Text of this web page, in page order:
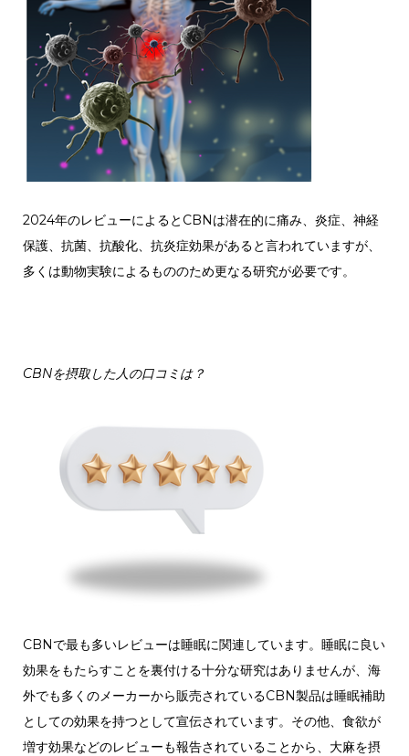
2024年のレビューによるとCBNは潜在的に痛み、炎症、神経
保護、抗菌、抗酸化、抗炎症効果があると言われていますが、
多くは動物実験によるもののため更なる研究が必要です。
CBNを摂取した人の口コミは？
CBNで最も多いレビューは睡眠に関連しています。睡眠に良い
効果をもたらすことを裏付ける十分な研究はありませんが、海
外でも多くのメーカーから販売されているCBN製品は睡眠補助
としての効果を持つとして宣伝されています。その他、食欲が
増す効果などのレビューも報告されていることから、大麻を摂